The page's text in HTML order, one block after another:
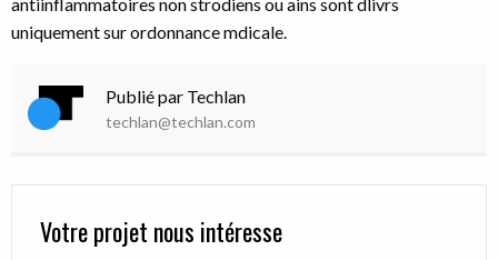
uniquement sur ordonnance mdicale.
Publié par Techlan
techlan@techlan.com
Votre projet nous intéresse